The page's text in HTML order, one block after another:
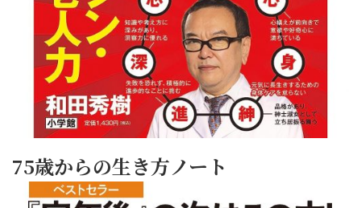
75歳からの生き方ノート